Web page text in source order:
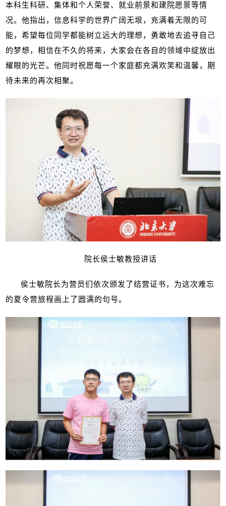
本科生科研、集体和个人荣誉、就业前景和建院愿景等情
况。他指出，信息科学的世界广阔无垠，充满着无限的可
能，希望每位同学都能树立远大的理想，勇敢地去追寻自己
的梦想，相信在不久的将来，大家会在各自的领域中绽放出
耀眼的光芒。他同时祝愿每一个家庭都充满欢笑和温馨，期
待未来的再次相聚。
院长侯士敏教授讲话
侯士敏院长为营员们依次颁发了结营证书，为这次难忘
的夏令营旅程画上了圆满的句号。